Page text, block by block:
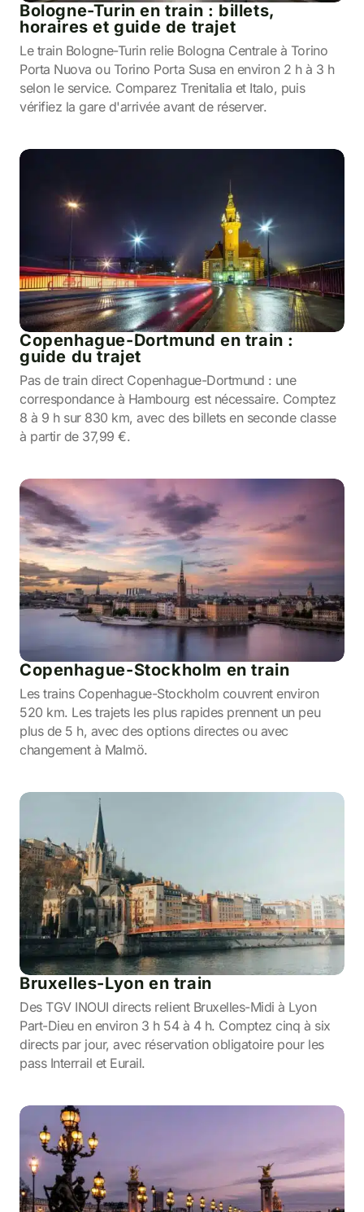
Bologne-Turin en train : billets,
horaires et guide de trajet
Le train Bologne-Turin relie Bologna Centrale à Torino
Porta Nuova ou Torino Porta Susa en environ 2 h à 3 h
selon le service. Comparez Trenitalia et Italo, puis
vérifiez la gare d'arrivée avant de réserver.
Copenhague-Dortmund en train :
guide du trajet
Pas de train direct Copenhague-Dortmund : une
correspondance à Hambourg est nécessaire. Comptez
8 à 9 h sur 830 km, avec des billets en seconde classe
à partir de 37,99 €.
Copenhague-Stockholm en train
Les trains Copenhague-Stockholm couvrent environ
520 km. Les trajets les plus rapides prennent un peu
plus de 5 h, avec des options directes ou avec
changement à Malmö.
Bruxelles-Lyon en train
Des TGV INOUI directs relient Bruxelles-Midi à Lyon
Part-Dieu en environ 3 h 54 à 4 h. Comptez cinq à six
directs par jour, avec réservation obligatoire pour les
pass Interrail et Eurail.